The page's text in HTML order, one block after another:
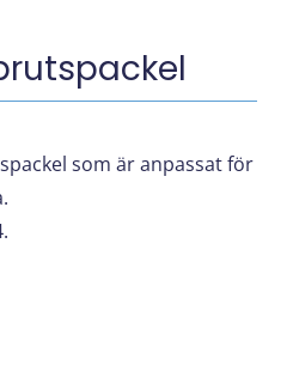
som är anpassat för